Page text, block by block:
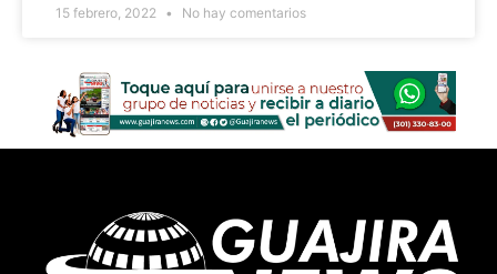
15 febrero, 2022 No hay comentarios